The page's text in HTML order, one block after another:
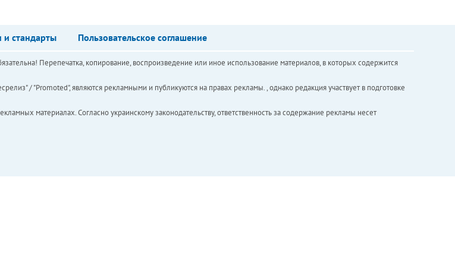
и стандарты Пользовательское соглашение
Перепечатка, копирование, воспроизведение или иное использование материалов, в которых содержится
/ "Promoted", являются рекламными и публикуются на правах рекламы. , однако редакция участвует в подготовке
материалах. Согласно украинскому законодательству, ответственность за содержание рекламы несет